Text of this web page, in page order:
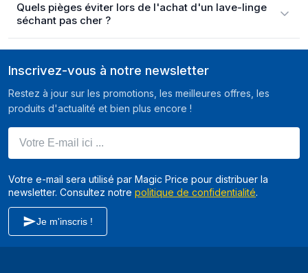
Quels pièges éviter lors de l'achat d'un lave-linge
séchant pas cher ?
Inscrivez-vous à notre newsletter
Restez à jour sur les promotions, les meilleures offres, les
produits d'actualité et bien plus encore !
Votre e-mail sera utilisé par Magic Price pour distribuer la
newsletter. Consultez notre politique de confidentialité.
Je m'inscris !